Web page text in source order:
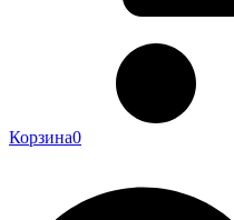
Корзина0